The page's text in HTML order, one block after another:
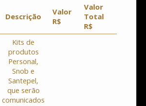
Descrição
Valor
R$
Valor
Total
R$
Kits de
produtos
Personal,
Snob e
Santepel,
que serão
comunicados